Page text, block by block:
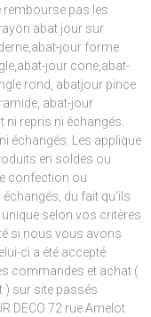
rembourse pas les
abat jour sur
jour forme
jour cone,abat-
rond, abatjour pince
abat-jour
repris ni échangés.
échangés. Les applique
en soldes ou
confection ou
du fait qu’ils
selon vos critères
si nous vous avons
ci a été accepté
commandes et achat (
) sur site passés
DECO 72 rue Amelot